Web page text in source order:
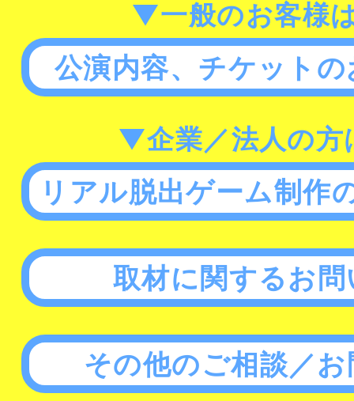
▼一般のお客様
公演内容、チケット
▼企業／法人の方
リアル脱出ゲーム制作
取材に関するお
その他のご相談／